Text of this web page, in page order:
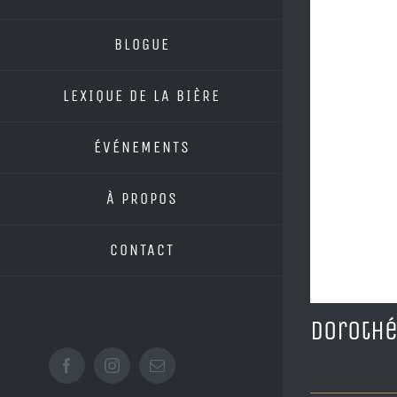
BLOGUE
LEXIQUE DE LA BIÈRE
ÉVÉNEMENTS
À PROPOS
CONTACT
FacebookInstagramEmail